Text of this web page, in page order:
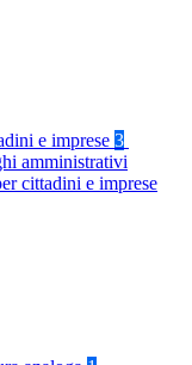
e imprese 3
amministrativi
cittadini e imprese